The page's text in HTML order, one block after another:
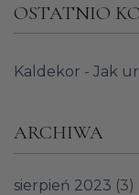
OSTATNIO
Kaldekor - Jak
ARCHIWA
sierpień 2023 (3)